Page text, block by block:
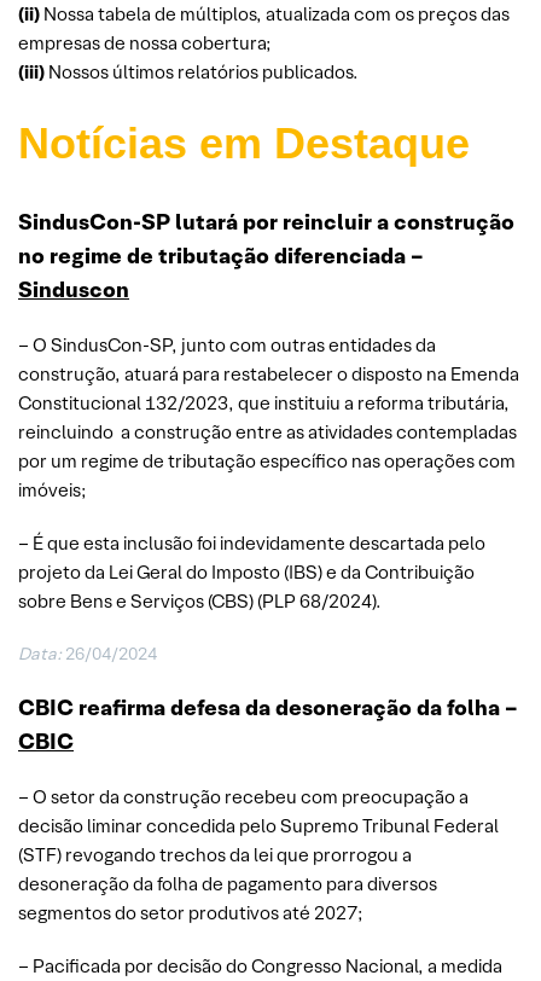
(ii) Nossa tabela de múltiplos, atualizada com os preços das
empresas de nossa cobertura;
(iii) Nossos últimos relatórios publicados.
Notícias em Destaque
SindusCon-SP lutará por reincluir a construção
no regime de tributação diferenciada –
Sinduscon
– O SindusCon-SP, junto com outras entidades da
construção, atuará para restabelecer o disposto na Emenda
Constitucional 132/2023, que instituiu a reforma tributária,
reincluindo a construção entre as atividades contempladas
por um regime de tributação específico nas operações com
imóveis;
– É que esta inclusão foi indevidamente descartada pelo
projeto da Lei Geral do Imposto (IBS) e da Contribuição
sobre Bens e Serviços (CBS) (PLP 68/2024).
Data: 26/04/2024
CBIC reafirma defesa da desoneração da folha –
CBIC
– O setor da construção recebeu com preocupação a
decisão liminar concedida pelo Supremo Tribunal Federal
(STF) revogando trechos da lei que prorrogou a
desoneração da folha de pagamento para diversos
segmentos do setor produtivos até 2027;
– Pacificada por decisão do Congresso Nacional, a medida